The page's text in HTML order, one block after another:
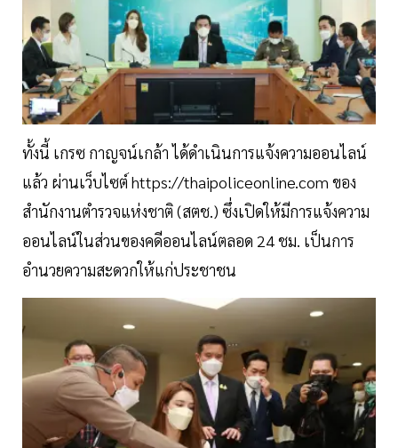
ทั้งนี้ เกรซ กาญจน์เกล้า ได้ดำเนินการแจ้งความออนไลน์
แล้ว ผ่านเว็บไซต์ https://thaipoliceonline.com ของ
สำนักงานตำรวจแห่งชาติ (สตช.) ซึ่งเปิดให้มีการแจ้งความ
ออนไลน์ในส่วนของคดีออนไลน์ตลอด 24 ชม. เป็นการ
อำนวยความสะดวกให้แก่ประชาชน